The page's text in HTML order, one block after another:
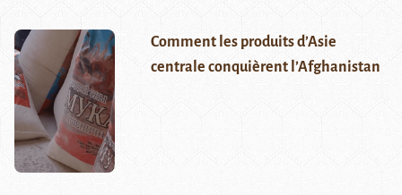
Comment les produits d’Asie
centrale conquièrent l’Afghanistan